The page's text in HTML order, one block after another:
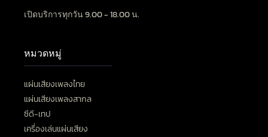
เปิดบริการทุกวัน 9.00 - 18.00 น.
หมวดหมู่
แผ่นเสียงเพลงไทย
แผ่นเสียงเพลงสากล
ซีดี-เทป
เครื่องเล่นแผ่นเสียง